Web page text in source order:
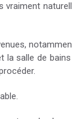
salle de